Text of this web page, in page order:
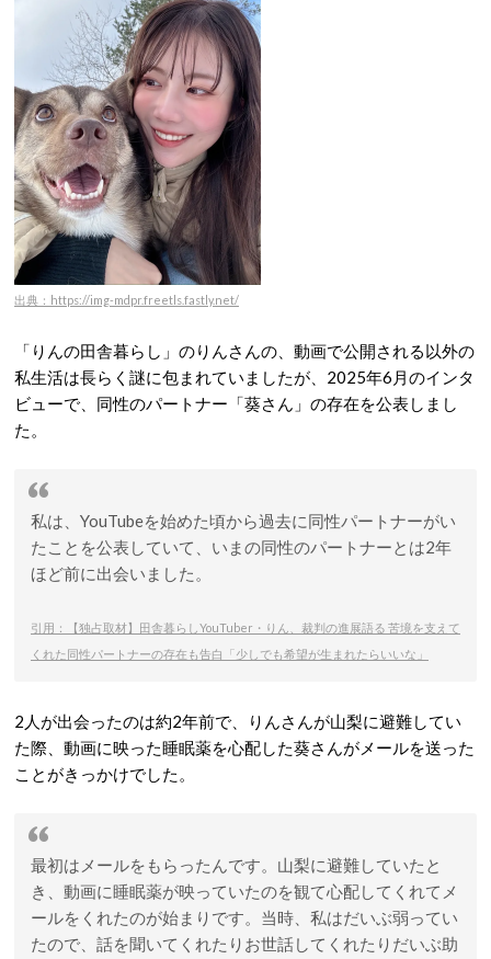
出典：https://img-mdpr.freetls.fastly.net/
「りんの田舎暮らし」のりんさんの、動画で公開される以外の
私生活は長らく謎に包まれていましたが、2025年6月のインタ
ビューで、同性のパートナー「葵さん」の存在を公表しまし
た。
私は、YouTubeを始めた頃から過去に同性パートナーがい
たことを公表していて、いまの同性のパートナーとは2年
ほど前に出会いました。
引用：【独占取材】田舎暮らしYouTuber・りん、裁判の進展語る 苦境を支えて
くれた同性パートナーの存在も告白「少しでも希望が生まれたらいいな」
2人が出会ったのは約2年前で、りんさんが山梨に避難してい
た際、動画に映った睡眠薬を心配した葵さんがメールを送った
ことがきっかけでした。
最初はメールをもらったんです。山梨に避難していたと
き、動画に睡眠薬が映っていたのを観て心配してくれてメ
ールをくれたのが始まりです。当時、私はだいぶ弱ってい
たので、話を聞いてくれたりお世話してくれたりだいぶ助